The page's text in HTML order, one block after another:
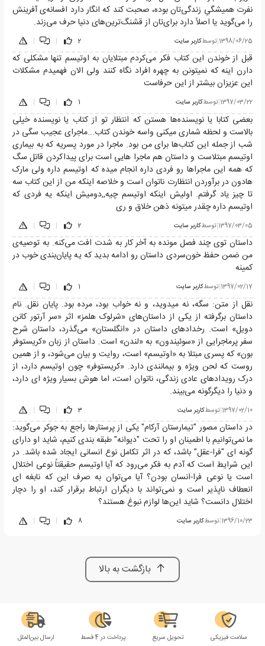
نفرت همیشگیِ زندگی‌تان بوده، صحبت کند که انگار دارد افسانه‌ی آفرینش
را می‌گوید یا اصلاً دارد برای‌تان از قشنگ‌ترین‌های دنیا حرف می‌زند.
1398/06/25
|توسطکاربر سایت 2
|
|
قبل از خوندن این کتاب فکر می‌کردم مبتلایان به اوتیسم تنها مشکلی که
دارن اینه که نمیتونن به چهره افراد نگاه کنند ولی الان فهمیدم مشکلات
این عزیزان بیشتر از این حرفاست
1397/03/22
|توسطکاربر سایت 1
|
|
بعضی کتابا یا نویسنده‌ها هستن که انتظار تو از کتاب یا نویسنده خیلی
بالاست و لحظه شماری میکنی واسه خوندن کتاب...ماجرای عجیب سگی در
شب از جمله این کتاب‌ها برای من بود. ماجرا در مورد پسریه که به بیماری
اوتیسم مبتلاست و داستان هم ماجرا هایی است برای پیداکردن قاتل سگ
که همه این ماجراها رو فردی داره انجام میده که اوتیسم داره ولی مارک
هادون در برآوردن انتظارت ناتوان است و خلاصه اینکه من از این کتاب سه
تا چیز یاد گرفتم. اولیش اینکه اوتیسم چیه,,دومیش اینکه یه فردی که
اوتیسم داره چقدر میتونه ذهن خلاق و ری
1397/03/05
|توسطکاربر سایت 2
|
|
داستان توی چند فصل مونده به آخر کار به شدت افت می‌کنه. به توصیه‌ی
من ضمن حفظ خون‌سردی داستان رو ادامه بدید که یه پایان‌بندی خوب در
کمینه
1397/02/17
|توسطکاربر سایت 1
|
|
نقل از متن: سگه، نه میدوید، و نه خواب بود، مرده بود. پایان نقل. نام
داستان برگرفته از یکی از داستان‌های «شرلوک هلمز» اثر «سر آرتور کانن
دویل» است. رخدادهای داستان در «انگلستان» می‌گذرد، داستان شرح
سفر پرماجرایی از «سوئیندون» به «لندن» است. داستان از زبان «کریستوفر
بون» که پسری مبتلا به «اوتیسم» است، روایت و بیان می‌شود، و از همین
روست که لحن ویژه و بیمانندی دارد. «کریستوفر» چون اوتیسم دارد، از
درک رویدادهای عادی زندگی، ناتوان است، اما هوش بسیار ویژه ای دارد،
و دنیا را دیگرگونه می‌بیند.
1397/02/10
|توسطکاربر سایت 3
|
|
در داستان مصور "تیمارستان آرکام" یکی از پرستارها راجع به جوکر می‌گوید:
ما نمی‌توانیم با اطمینان او را تحت "دیوانه" طبقه بندی کنیم، شاید او دارای
گونه ای "فرا-عقل" باشد، که در اثر تکامل نوع انسانی ایجاد شده باشد. در
این شرایط است که آدم به فکر می‌رود که آیا اوتیسم حقیقتاً نوعی اختلال
است یا نوعی فرا-انسان بودن؟ آیا می‌توان به صرف این که نابغه ای
انعطاف ناپذیر است و نمی‌تواند با دیگران ارتباط برقرار کند، او را دچار
اختلال دانست؟ شاید این‌ها لوازم نبوغ هستند؟
1396/10/23
|توسطکاربر سایت 8
|
|
بازگشت به بالا
سلامت فیزیکی تحویل سریع پرداخت در 4 قسط ارسال بین‌الملل